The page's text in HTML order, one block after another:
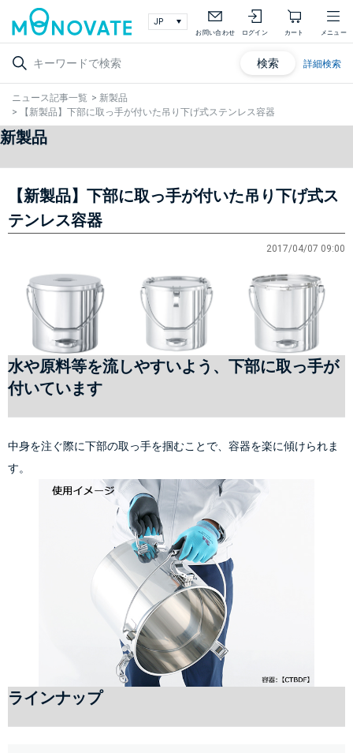
お問い合わせ ログイン カート メニュー
検索 詳細検索
ニュース記事一覧 > 新製品
>
【新製品】下部に取っ手が付いた吊り下げ式ステンレス容器
新製品
【新製品】下部に取っ手が付いた吊り下げ式ス
テンレス容器
2017/04/07 09:00
水や原料等を流しやすいよう、下部に取っ手が
付いています
中身を注ぐ際に下部の取っ手を掴むことで、容器を楽に傾けられま
す。
ラインナップ